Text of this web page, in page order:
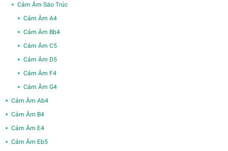
Cảm Âm Sáo Trúc
Cảm Âm A4
Cảm Âm Bb4
Cảm Âm C5
Cảm Âm D5
Cảm Âm F4
Cảm Âm G4
Cảm Âm Ab4
Cảm Âm B4
Cảm Âm E4
Cảm Âm Eb5